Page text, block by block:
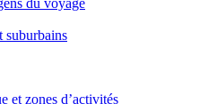
du voyage
suburbains
et zones d’activités